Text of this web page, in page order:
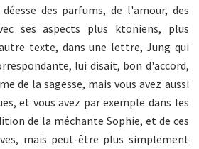
des parfums, de l'amour, des
ses aspects plus ktoniens, plus
texte, dans une lettre, Jung qui
lui disait, bon d'accord,
de la sagesse, mais vous avez aussi
et vous avez par exemple dans les
de la méchante Sophie, et de ces
mais peut-être plus simplement